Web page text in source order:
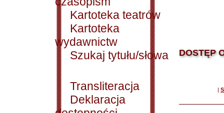
Kartoteka teatrów
Kartoteka
wydawnictw
Szukaj tytułu/słowa
Transliteracja
Deklaracja
DOSTĘP
|